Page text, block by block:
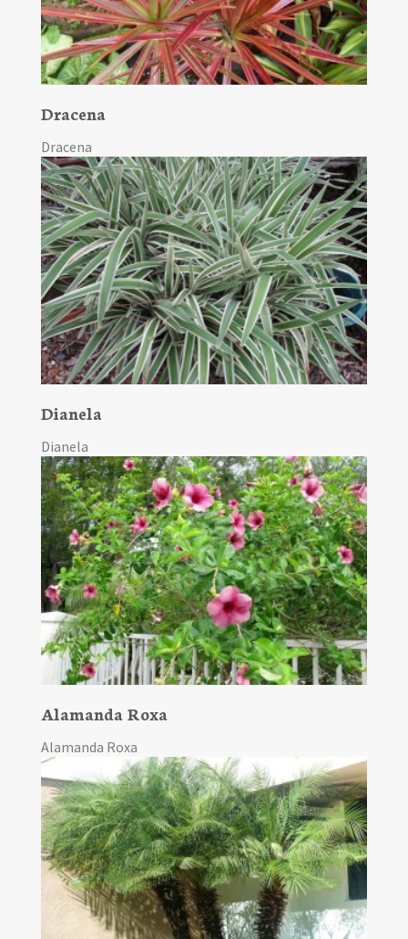
Dracena
Dracena
Dianela
Dianela
Alamanda Roxa
Alamanda Roxa